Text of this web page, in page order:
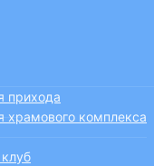
прихода
храмового комплекса